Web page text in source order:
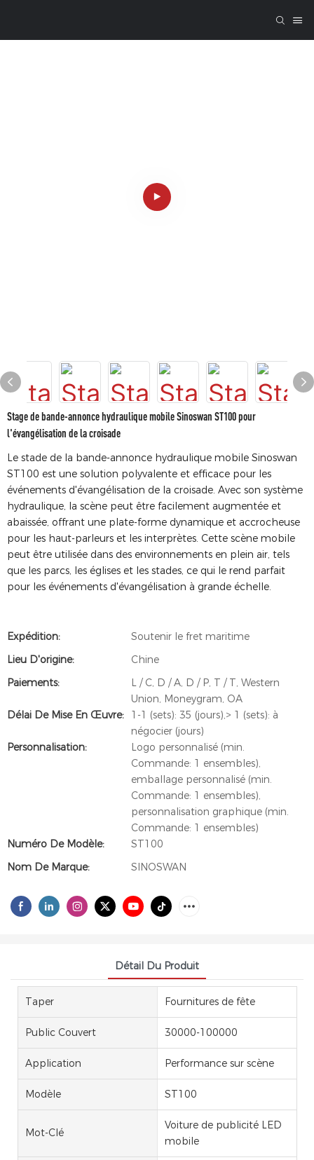
Stage de bande-annonce hydraulique mobile Sinoswan ST100 pour
l'évangélisation de la croisade
Le stade de la bande-annonce hydraulique mobile Sinoswan
ST100 est une solution polyvalente et efficace pour les
événements d'évangélisation de la croisade. Avec son système
hydraulique, la scène peut être facilement augmentée et
abaissée, offrant une plate-forme dynamique et accrocheuse
pour les haut-parleurs et les interprètes. Cette scène mobile
peut être utilisée dans des environnements en plein air, tels
que les parcs, les églises et les stades, ce qui le rend parfait
pour les événements d'évangélisation à grande échelle.
Expédition:
Soutenir le fret maritime
Lieu D'origine:
Chine
Paiements:
L / C, D / A, D / P, T / T, Western
Union, Moneygram, OA
Délai De Mise En Œuvre:
1-1 (sets): 35 (jours),> 1 (sets): à
négocier (jours)
Personnalisation:
Logo personnalisé (min.
Commande: 1 ensembles),
emballage personnalisé (min.
Commande: 1 ensembles),
personnalisation graphique (min.
Commande: 1 ensembles)
Numéro De Modèle:
ST100
Nom De Marque:
SINOSWAN
Détail Du Produit
Taper Fournitures de fête
Public Couvert 30000-100000
Application Performance sur scène
Modèle ST100
Mot-Clé
Voiture de publicité LED
mobile